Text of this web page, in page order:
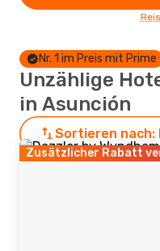
Nr. 1 im Preis mit Prime
Unzählige
in Asunción
Sortieren nach:
Zusätzlicher Rabatt